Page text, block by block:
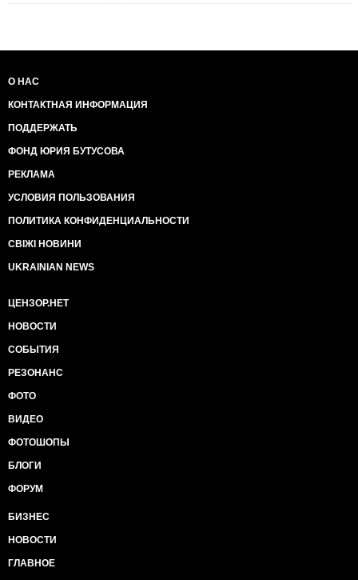
О НАС
КОНТАКТНАЯ ИНФОРМАЦИЯ
ПОДДЕРЖАТЬ
ФОНД ЮРИЯ БУТУСОВА
РЕКЛАМА
УСЛОВИЯ ПОЛЬЗОВАНИЯ
ПОЛИТИКА КОНФИДЕНЦИАЛЬНОСТИ
СВІЖІ НОВИНИ
UKRAINIAN NEWS
ЦЕНЗОР.НЕТ
НОВОСТИ
СОБЫТИЯ
РЕЗОНАНС
ФОТО
ВИДЕО
ФОТОШОПЫ
БЛОГИ
ФОРУМ
БИЗНЕС
НОВОСТИ
ГЛАВНОЕ